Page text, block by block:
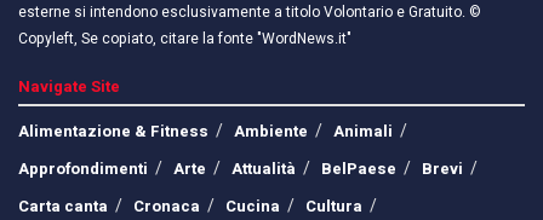
esterne si intendono esclusivamente a titolo Volontario e Gratuito. ©
Copyleft, Se copiato, citare la fonte "WordNews.it"
Navigate Site
Alimentazione & Fitness
Ambiente
Animali
Approfondimenti
Arte Attualità BelPaese
Brevi
Carta canta
Cronaca Cucina
Cultura